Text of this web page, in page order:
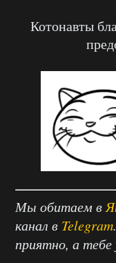
Котонавты
Мы обитаем в
канал в Telegram
приятно, а тебе